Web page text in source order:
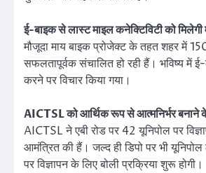
ई-बाइक से लास्ट माइल कनेक्टिविटी को
मौजूदा माय बाइक प्रोजेक्ट के तहत शहर में
सफलतापूर्वक संचालित हो रही हैं। भविष्य में
करने पर विचार किया गया।
AICTSL को आर्थिक रूप से आत्मनिर्भर बनाने
AICTSL ने एबी रोड पर 42 यूनिपोल पर
आमंत्रित की हैं। जल्द ही डिपो पर भी
पर विज्ञापन के लिए बोली प्रक्रिया शुरू होगी।